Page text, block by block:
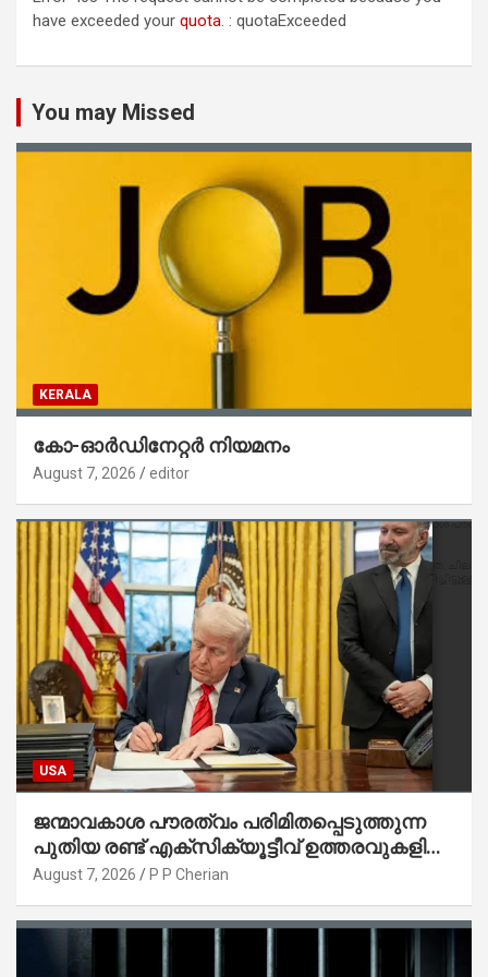
have exceeded your quota. : quotaExceeded
You may Missed
KERALA
കോ-ഓർഡിനേറ്റർ നിയമനം
August 7, 2026 editor
USA
ജന്മാവകാശ പൗരത്വം പരിമിതപ്പെടുത്തുന്ന
പുതിയ രണ്ട് എക്സിക്യൂട്ടീവ് ഉത്തരവുകളിൽ
ട്രംപ് ഒപ്പുവെച്ചു
August 7, 2026 P P Cherian